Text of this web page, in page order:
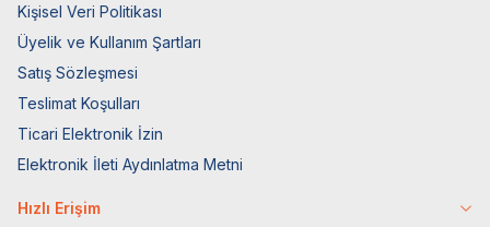
Kişisel Veri Politikası
Üyelik ve Kullanım Şartları
Satış Sözleşmesi
Teslimat Koşulları
Ticari Elektronik İzin
Elektronik İleti Aydınlatma Metni
Hızlı Erişim